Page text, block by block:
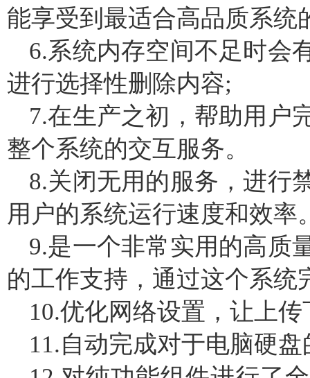
能享受到最适合高品质系统
6.系统内存空间不足时会
进行选择性删除内容;
7.在生产之初，帮助用户
整个系统的交互服务。
8.关闭无用的服务，进行
用户的系统运行速度和效率
9.是一个非常实用的高质
的工作支持，通过这个系统
10.优化网络设置，让上
11.自动完成对于电脑硬